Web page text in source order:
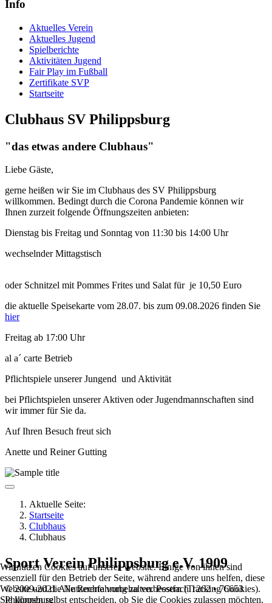
Info
Aktuelles Verein
Aktuelles Jugend
Spielberichte
Aktivitäten Jugend
Fair Play im Fußball
Zertifikate SVP
Startseite
Clubhaus SV Philippsburg
"das etwas andere Clubhaus"
Liebe Gäste,
gerne heißen wir Sie im Clubhaus des SV Philippsburg
willkommen. Bedingt durch die Corona Pandemie können wir
Ihnen zurzeit folgende Öffnungszeiten anbieten:
Dienstag bis Freitag und Sonntag von 11:30 bis 14:00 Uhr
wechselnder Mittagstisch
oder Schnitzel mit Pommes Frites und Salat für je 10,50 Euro
die aktuelle Speisekarte vom 28.07. bis zum 09.08.2026 finden Sie
hier
Freitag ab 17:00 Uhr
al a´ carte Betrieb
Pflichtspiele unserer Jungend und Aktivität
bei Pflichtspielen unserer Aktiven oder Jugendmannschaften sind
wir immer für Sie da.
Auf Ihren Besuch freut sich
Anette und Reiner Gutting
Aktuelle Seite:
Startseite
Clubhaus
Clubhaus
Sport Verein Philippsburg e.V. 1909
© 2009-2021 Alle Rechte vorbehalten. Postfach 1262 • 76653
Philippsburg
Wir nutzen Cookies auf unserer Website. Einige von ihnen sind
essenziell für den Betrieb der Seite, während andere uns helfen, diese
Website und die Nutzererfahrung zu verbessern (Tracking Cookies).
Sie können selbst entscheiden, ob Sie die Cookies zulassen möchten.